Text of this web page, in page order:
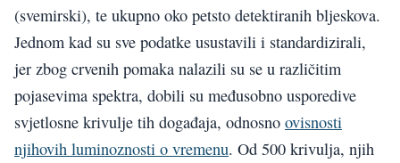
(svemirski), te ukupno oko petsto detektiranih bljeskova.
Jednom kad su sve podatke usustavili i standardizirali,
jer zbog crvenih pomaka nalazili su se u različitim
pojasevima spektra, dobili su međusobno usporedive
svjetlosne krivulje tih događaja, odnosno ovisnosti
njihovih luminoznosti o vremenu. Od 500 krivulja, njih